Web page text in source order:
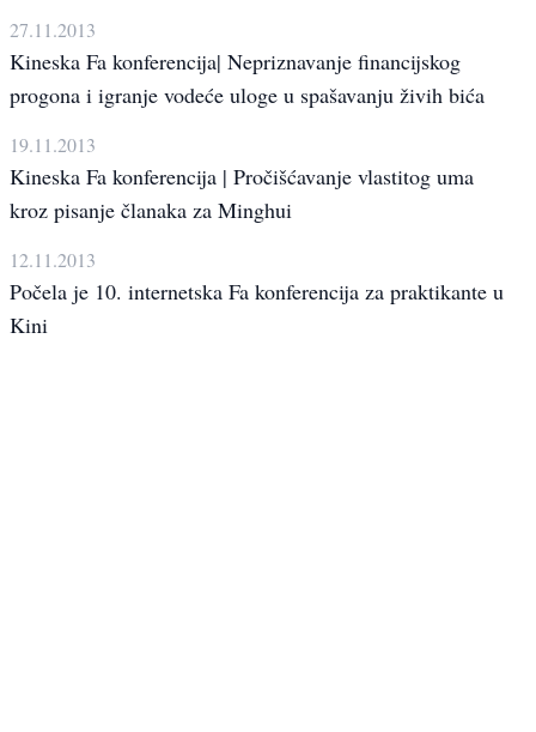
27.11.2013
Kineska Fa konferencija| Nepriznavanje financijskog
progona i igranje vodeće uloge u spašavanju živih bića
19.11.2013
Kineska Fa konferencija | Pročišćavanje vlastitog uma
kroz pisanje članaka za Minghui
12.11.2013
Počela je 10. internetska Fa konferencija za praktikante u
Kini